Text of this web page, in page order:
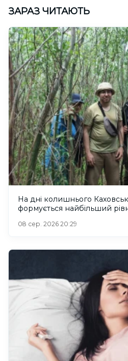
ЗАРАЗ ЧИТАЮТЬ
На дні колишнього
формується найбільший
08 сер. 2026 20:29